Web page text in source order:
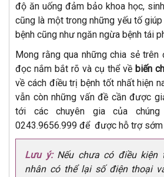
độ ăn uống đảm bảo khoa học,
cũng là một trong những yếu tố
bệnh cũng như ngăn ngừa bệnh tái
Mong rằng qua những chia sẻ
đọc nắm bắt rõ và cụ thể về biến
về cách điều trị bệnh tốt nhất hiện
vẫn còn những vấn đề cần được
tới các chuyên gia của
0243.9656.999 để được hỗ trợ sớm
Lưu ý:Nếu chưa có điều kiện
nhân có thể lại số điện thoại